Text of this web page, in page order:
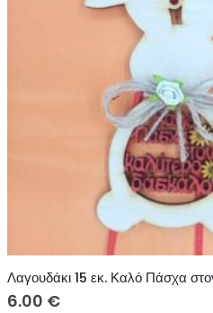
Λαγουδάκι 15 εκ. Καλό Πάσχα
6.00 €